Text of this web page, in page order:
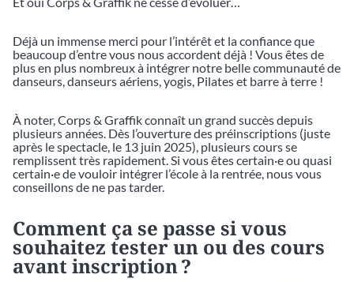
Déjà un immense merci pour l’intérêt et la confiance que
beaucoup d’entre vous nous accordent déjà ! Vous êtes de
plus en plus nombreux à intégrer notre belle communauté de
danseurs, danseurs aériens, yogis, Pilates et barre à terre !
À noter, Corps & Graffik connaît un grand succès depuis
plusieurs années. Dès l’ouverture des préinscriptions (juste
après le spectacle, le 13 juin 2025), plusieurs cours se
remplissent très rapidement. Si vous êtes certain·e ou quasi
certain·e de vouloir intégrer l’école à la rentrée, nous vous
conseillons de ne pas tarder.
Comment ça se passe si vous
souhaitez tester un ou des cours
avant inscription ?